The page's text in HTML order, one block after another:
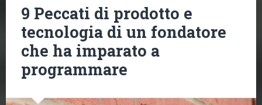
9 Peccati di prodotto e
tecnologia di un fondatore
che ha imparato a
programmare